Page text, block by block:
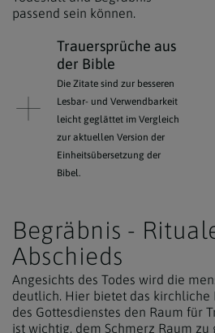
passend sein können.
Trauersprüche aus
der Bible
Die Zitate sind zur besseren
Lesbar- und Verwendbarkeit
leicht geglättet im Vergleich
zur aktuellen Version der
Einheitsübersetzung der
Bibel.
Begräbnis -
Abschieds
Angesichts des Todes wird die
deutlich. Hier bietet das kirchliche
des Gottesdienstes den Raum für
ist wichtig, dem Schmerz Raum